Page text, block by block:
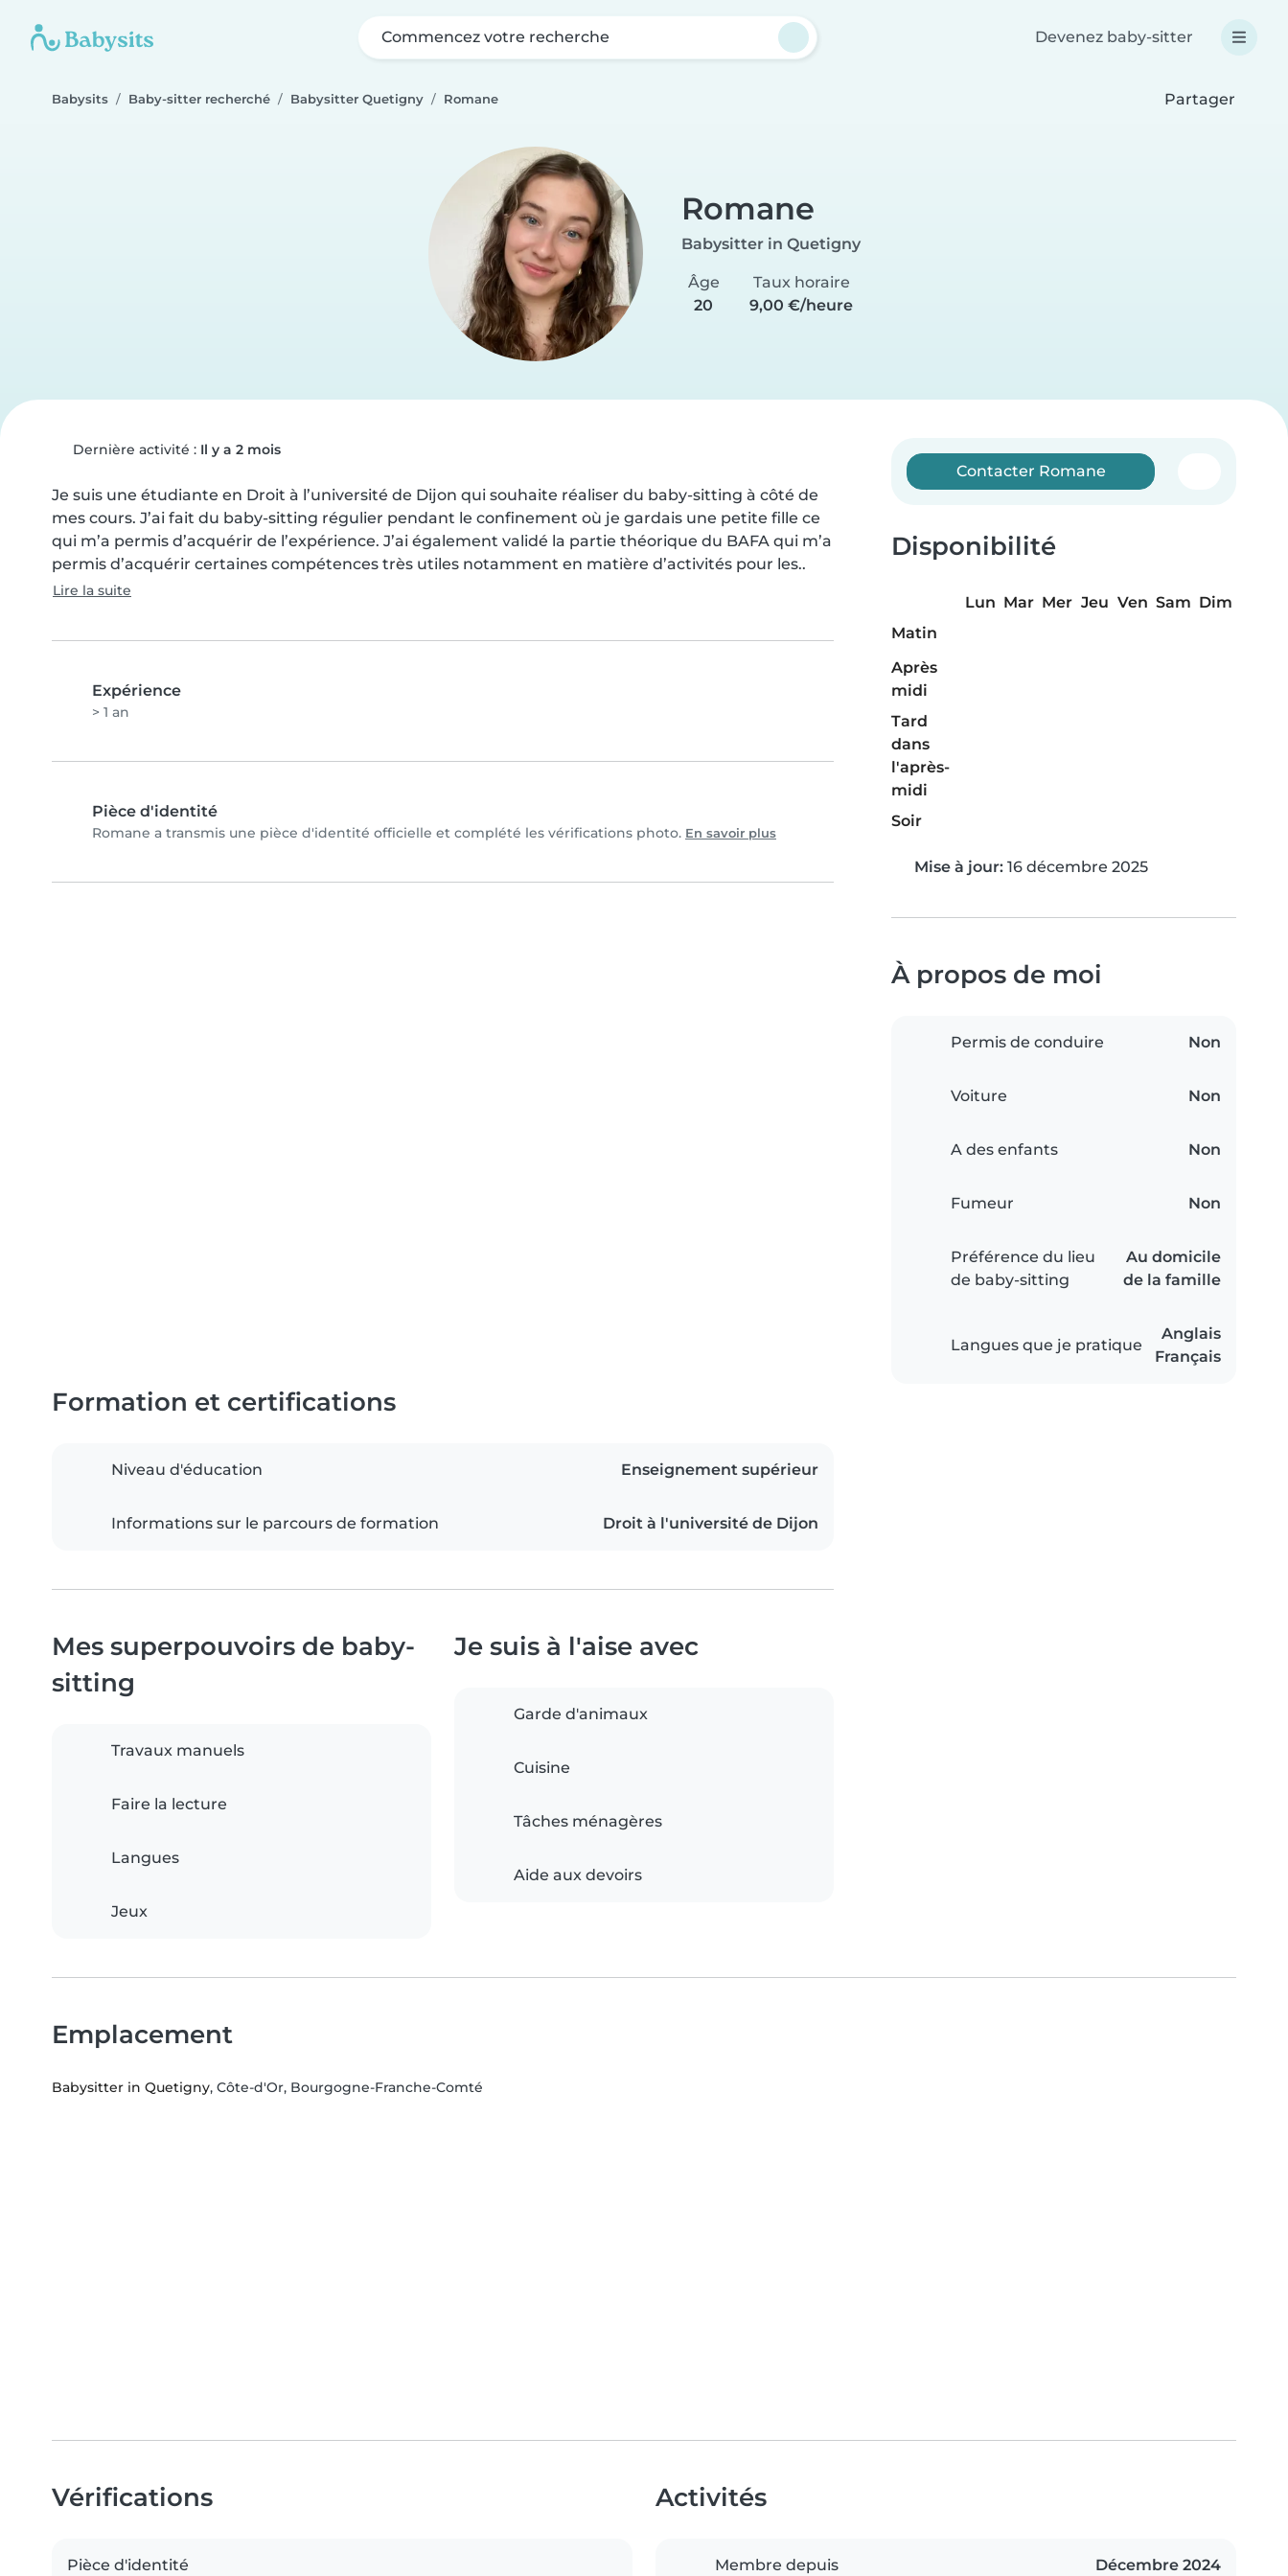
Commencez votre recherche Devenez baby-sitter
Babysits Baby-sitter recherché Babysitter Quetigny Romane Partager
Romane
Babysitter in Quetigny
Âge
20
Taux horaire
9,00 €/heure
Dernière activité : Il y a 2 mois
Je suis une étudiante en Droit à l’université de Dijon qui souhaite réaliser du baby-sitting à côté de
mes cours. J’ai fait du baby-sitting régulier pendant le confinement où je gardais une petite fille ce
qui m’a permis d’acquérir de l’expérience. J’ai également validé la partie théorique du BAFA qui m’a
permis d’acquérir certaines compétences très utiles notamment en matière d’activités pour les..
Lire la suite
Expérience
> 1 an
Pièce d'identité
Romane a transmis une pièce d'identité officielle et complété les vérifications photo. En savoir plus
Contacter Romane
Disponibilité
Lun Mar Mer Jeu Ven Sam Dim
Matin
Après
midi
Tard
dans
l'après-
midi
Soir
Mise à jour: 16 décembre 2025
À propos de moi
Permis de conduire Non
Voiture Non
A des enfants Non
Fumeur Non
Préférence du lieu
de baby-sitting
Au domicile
de la famille
Langues que je pratique
Anglais
Français
Formation et certifications
Niveau d'éducation Enseignement supérieur
Informations sur le parcours de formation Droit à l'université de Dijon
Mes superpouvoirs de baby-
sitting
Travaux manuels
Faire la lecture
Langues
Jeux
Je suis à l'aise avec
Garde d'animaux
Cuisine
Tâches ménagères
Aide aux devoirs
Emplacement
Babysitter in Quetigny, Côte-d'Or, Bourgogne-Franche-Comté
Vérifications
Pièce d'identité
Activités
Membre depuis Décembre 2024